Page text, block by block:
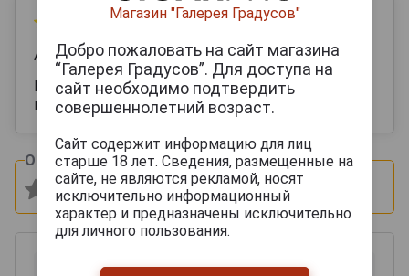
15 июня 2025
Алена
Получила в подарок , спасибо очень хороший
вкус
Оцените и напишите отзыв:
Магазин "Галерея Градусов"
Добро пожаловать на сайт магазина
“Галерея Градусов”. Для доступа на
сайт необходимо подтвердить
совершеннолетний возраст.
Сайт содержит информацию для лиц
старше 18 лет. Сведения, размещенные на
сайте, не являются рекламой, носят
исключительно информационный
характер и предназначены исключительно
для личного пользования.